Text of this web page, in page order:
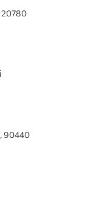
20780
90440